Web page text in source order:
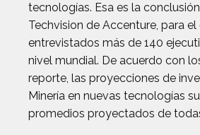
tecnologías. Esa es la
Techvision de Accenture, para
entrevistados más de 140
nivel mundial. De acuerdo con
reporte, las proyecciones de
Minería en nuevas tecnologías
promedios proyectados de